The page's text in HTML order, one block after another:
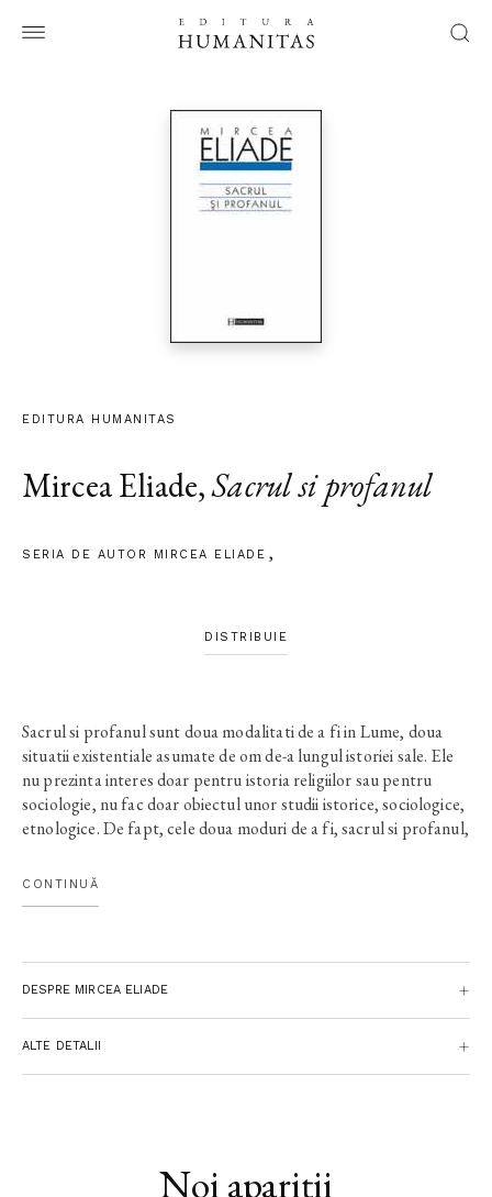
EDITURA HUMANITAS
Mircea Eliade,Sacrul si profanul
SERIA DE AUTOR MIRCEA ELIADE
DISTRIBUIE
Sacrul si profanul sunt doua modalitati de a fi in Lume, doua
situatii existentiale asumate de om de-a lungul istoriei sale. Ele
nu prezinta interes doar pentru istoria religiilor sau pentru
sociologie, nu fac doar obiectul unor studii istorice, sociologice,
etnologice. De fapt, cele doua moduri de a fi, sacrul si profanul,
Cosmos si sunt importante atat pentru filozofi, cat si pentru
orice cercetator care doreste sa cunoasca dimensiunile posibile
CONTINUĂ
DESPRE MIRCEA ELIADE
ALTE DETALII
Noi apariții